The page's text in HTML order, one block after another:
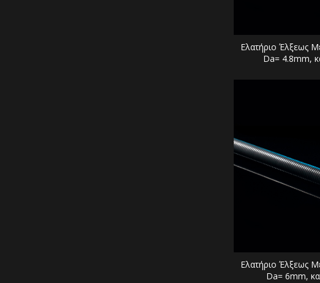
Ελατήριο Έλξεως
Da= 4.8mm,
Ελατήριο Έλξεως
Da= 6mm,